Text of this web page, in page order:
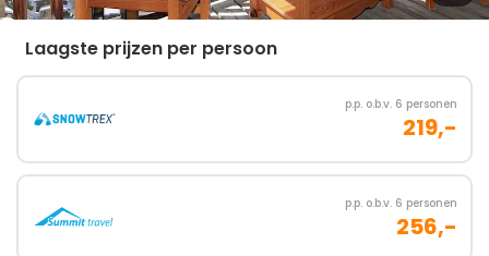
Laagste prijzen per persoon
p.p. o.b.v. 6 personen
219,-
p.p. o.b.v. 6 personen
256,-